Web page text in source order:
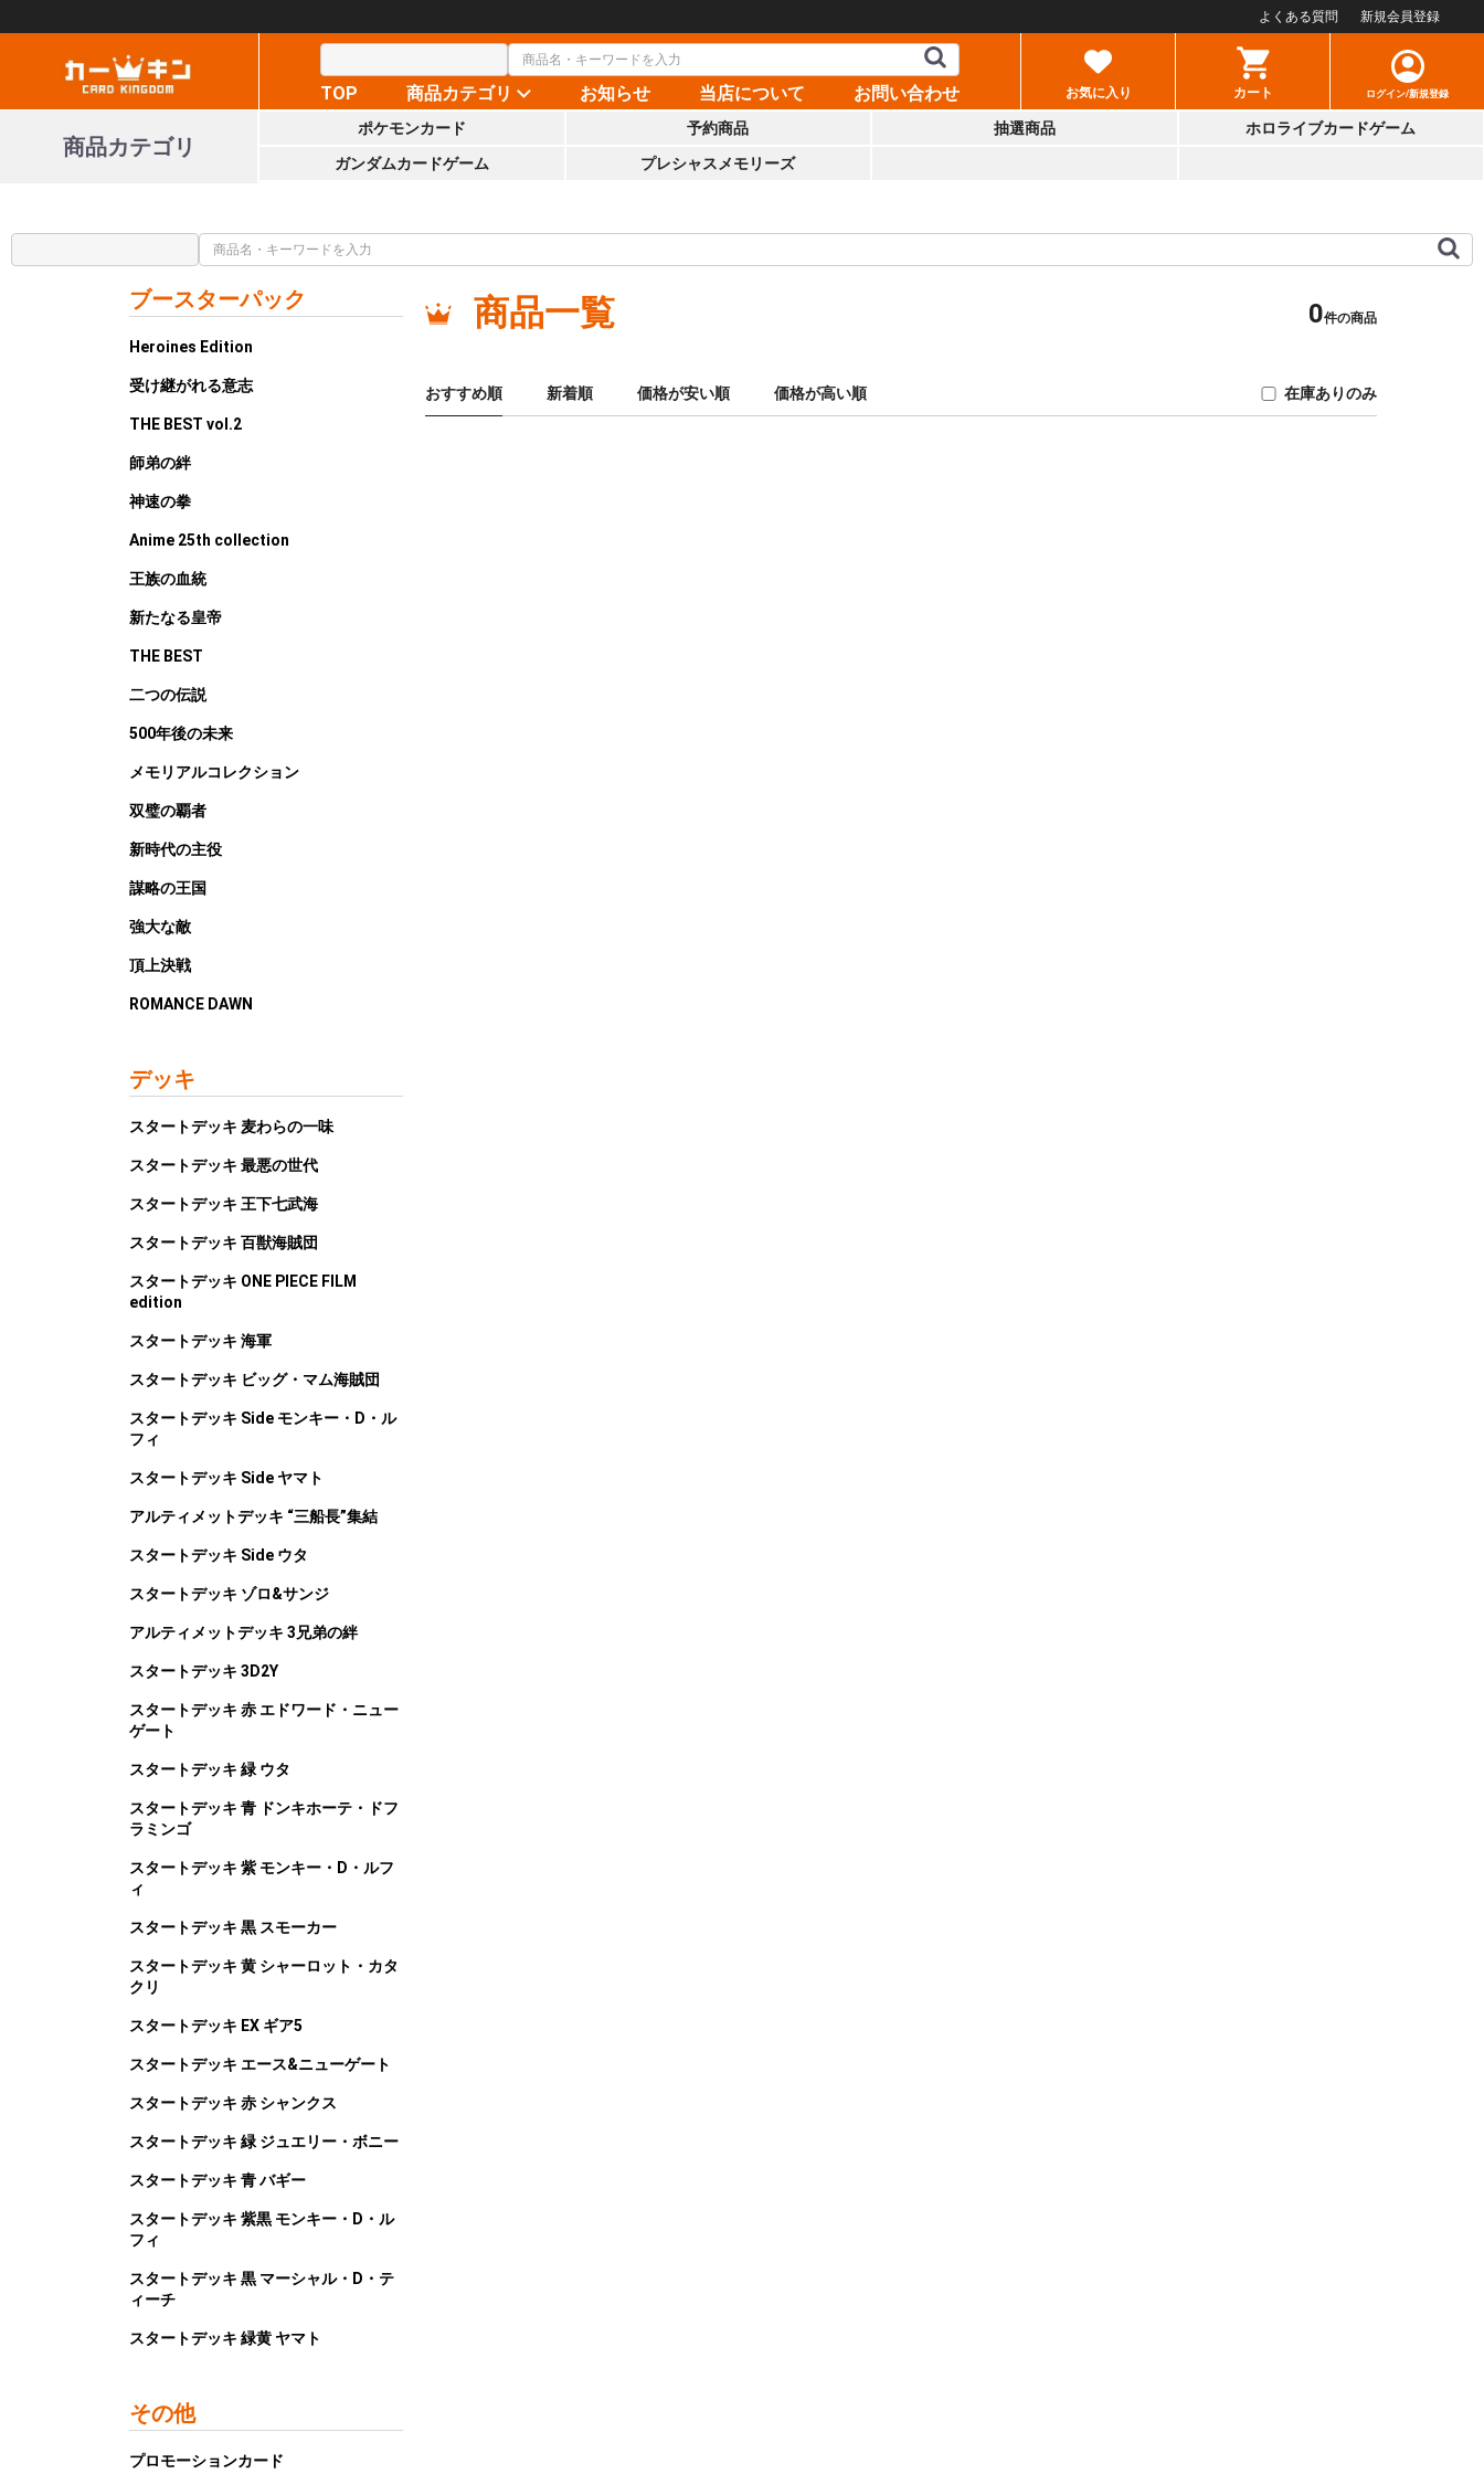
よくある質問 新規会員登録
TOP 商品カテゴリ お知らせ 当店について お問い合わせ お気に入り カート ログイン/新規登録
商品カテゴリ
ポケモンカード 予約商品 抽選商品
ホロライブカードゲーム
ガンダムカードゲーム
プレシャスメモリーズ
ブースターパック
Heroines Edition
受け継がれる意志
THE BEST vol.2
師弟の絆
神速の拳
Anime 25th collection
王族の血統
新たなる皇帝
THE BEST
二つの伝説
500年後の未来
メモリアルコレクション
双璧の覇者
新時代の主役
謀略の王国
強大な敵
頂上決戦
ROMANCE DAWN
デッキ
スタートデッキ 麦わらの一味
スタートデッキ 最悪の世代
スタートデッキ 王下七武海
スタートデッキ 百獣海賊団
スタートデッキ ONE PIECE FILM
edition
スタートデッキ 海軍
スタートデッキ ビッグ・マム海賊団
スタートデッキ Side モンキー・D・ル
フィ
スタートデッキ Side ヤマト
アルティメットデッキ “三船長”集結
スタートデッキ Side ウタ
スタートデッキ ゾロ&サンジ
アルティメットデッキ 3兄弟の絆
スタートデッキ 3D2Y
スタートデッキ 赤 エドワード・ニュー
ゲート
スタートデッキ 緑 ウタ
スタートデッキ 青 ドンキホーテ・ドフ
ラミンゴ
スタートデッキ 紫 モンキー・D・ルフ
ィ
スタートデッキ 黒 スモーカー
スタートデッキ 黄 シャーロット・カタ
クリ
スタートデッキ EX ギア5
スタートデッキ エース&ニューゲート
スタートデッキ 赤 シャンクス
スタートデッキ 緑 ジュエリー・ボニー
スタートデッキ 青 バギー
スタートデッキ 紫黒 モンキー・D・ル
フィ
スタートデッキ 黒 マーシャル・D・テ
ィーチ
スタートデッキ 緑黄 ヤマト
その他
プロモーションカード
商品一覧 0件の商品
おすすめ順 新着順 価格が安い順 価格が高い順 在庫ありのみ